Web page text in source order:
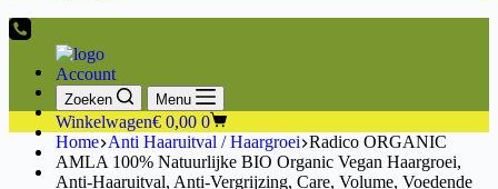
Account
Zoeken Menu
Winkelwagen€ 0,00 0
Home Anti Haaruitval / Haargroei Radico ORGANIC
AMLA 100% Natuurlijke BIO Organic Vegan Haargroei,
Anti-Haaruitval, Anti-Vergrijzing, Care, Volume, Voedende